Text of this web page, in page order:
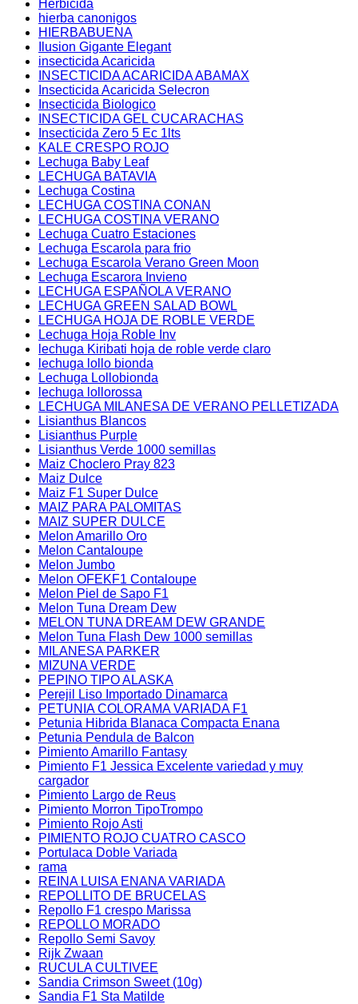
Herbicida
hierba canonigos
HIERBABUENA
Ilusion Gigante Elegant
insecticida Acaricida
INSECTICIDA ACARICIDA ABAMAX
Insecticida Acaricida Selecron
Insecticida Biologico
INSECTICIDA GEL CUCARACHAS
Insecticida Zero 5 Ec 1lts
KALE CRESPO ROJO
Lechuga Baby Leaf
LECHUGA BATAVIA
Lechuga Costina
LECHUGA COSTINA CONAN
LECHUGA COSTINA VERANO
Lechuga Cuatro Estaciones
Lechuga Escarola para frio
Lechuga Escarola Verano Green Moon
Lechuga Escarora Invieno
LECHUGA ESPAÑOLA VERANO
LECHUGA GREEN SALAD BOWL
LECHUGA HOJA DE ROBLE VERDE
Lechuga Hoja Roble Inv
lechuga Kiribati hoja de roble verde claro
lechuga lollo bionda
Lechuga Lollobionda
lechuga lollorossa
LECHUGA MILANESA DE VERANO PELLETIZADA
Lisianthus Blancos
Lisianthus Purple
Lisianthus Verde 1000 semillas
Maiz Choclero Pray 823
Maiz Dulce
Maiz F1 Super Dulce
MAIZ PARA PALOMITAS
MAIZ SUPER DULCE
Melon Amarillo Oro
Melon Cantaloupe
Melon Jumbo
Melon OFEKF1 Contaloupe
Melon Piel de Sapo F1
Melon Tuna Dream Dew
MELON TUNA DREAM DEW GRANDE
Melon Tuna Flash Dew 1000 semillas
MILANESA PARKER
MIZUNA VERDE
PEPINO TIPO ALASKA
Perejil Liso Importado Dinamarca
PETUNIA COLORAMA VARIADA F1
Petunia Hibrida Blanaca Compacta Enana
Petunia Pendula de Balcon
Pimiento Amarillo Fantasy
Pimiento F1 Jessica Excelente variedad y muy
cargador
Pimiento Largo de Reus
Pimiento Morron TipoTrompo
Pimiento Rojo Asti
PIMIENTO ROJO CUATRO CASCO
Portulaca Doble Variada
rama
REINA LUISA ENANA VARIADA
REPOLLITO DE BRUCELAS
Repollo F1 crespo Marissa
REPOLLO MORADO
Repollo Semi Savoy
Rijk Zwaan
RUCULA CULTIVEE
Sandia Crimson Sweet (10g)
Sandia F1 Sta Matilde